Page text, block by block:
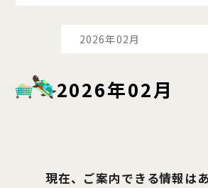
2026年02月
2026年02月
現在、ご案内できる情報は